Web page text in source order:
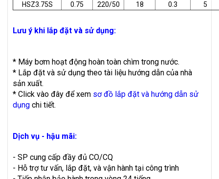
HSZ3.75S
0.75 220/50 18 0.3 5
Lưu ý khi lắp đặt và sử dụng:
* Máy bơm hoạt động hoàn toàn chìm trong nước.
* Lắp đặt và sử dụng theo tài liệu hướng dẫn của nhà
sản xuất.
* Click vào đây để xem sơ đồ lắp đặt và hướng dẫn sử
dụng chi tiết.
Dịch vụ - hậu mãi:
- SP cung cấp đầy đủ CO/CQ
- Hỗ trợ tư vấn, lắp đặt, và vận hành tại công trình